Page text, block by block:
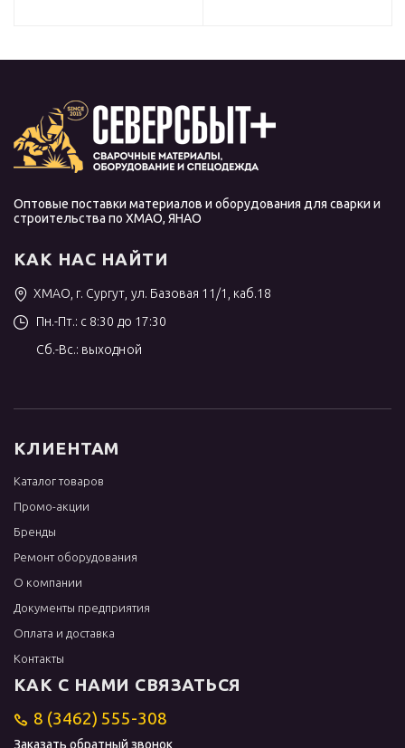
Оптовые поставки материалов и оборудования для сварки и
строительства по ХМАО, ЯНАО
КАК НАС НАЙТИ
ХМАО, г. Сургут, ул. Базовая 11/1, каб.18
Пн.-Пт.: с 8:30 до 17:30
Сб.-Вс.: выходной
КЛИЕНТАМ
Каталог товаров
Промо-акции
Бренды
Ремонт оборудования
О компании
Документы предприятия
Оплата и доставка
Контакты
КАК С НАМИ СВЯЗАТЬСЯ
8 (3462) 555-308
Заказать обратный звонок